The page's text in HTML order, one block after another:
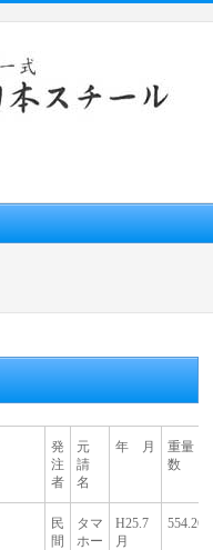
発
注
者
元
請
名
年 月
重量ｔ
数
民
間
タマ
ホー
H25.7
月
554.261